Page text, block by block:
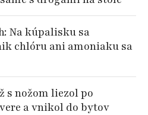
Na kúpalisku sa
chlóru ani amoniaku sa
s nožom liezol po
a vnikol do bytov